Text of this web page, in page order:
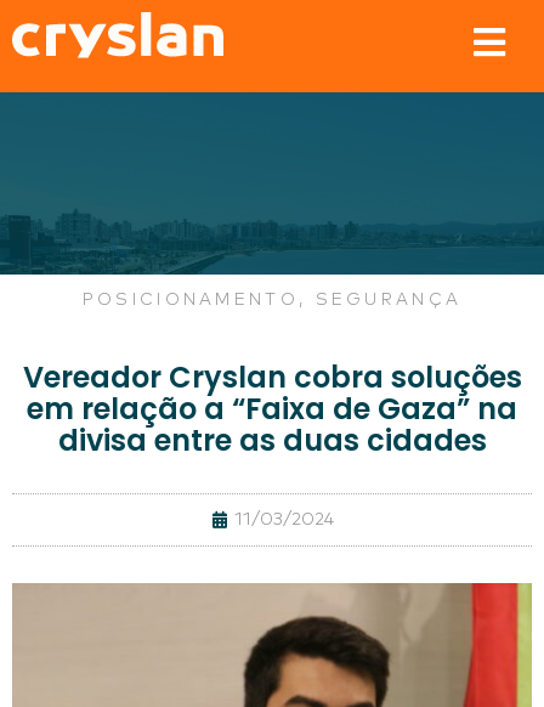
POSICIONAMENTO , SEGURANÇA
Vereador Cryslan cobra soluções
em relação a “Faixa de Gaza” na
divisa entre as duas cidades
11/03/2024